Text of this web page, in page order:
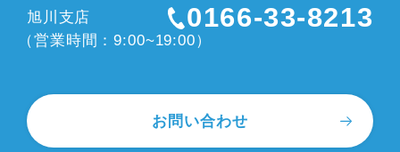
旭川支店 0166-33-8213
（営業時間：9:00~19:00）
お問い合わせ